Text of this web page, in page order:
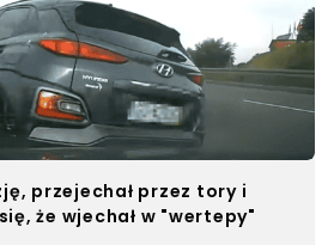
przejechał przez tory i
że wjechał w "wertepy"